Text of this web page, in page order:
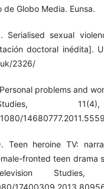
de Globo Media. Eunsa.
Serialised sexual
doctoral inédita].
2326/
problems and
Teen heroine TV:
fronted teen drama
Studies,